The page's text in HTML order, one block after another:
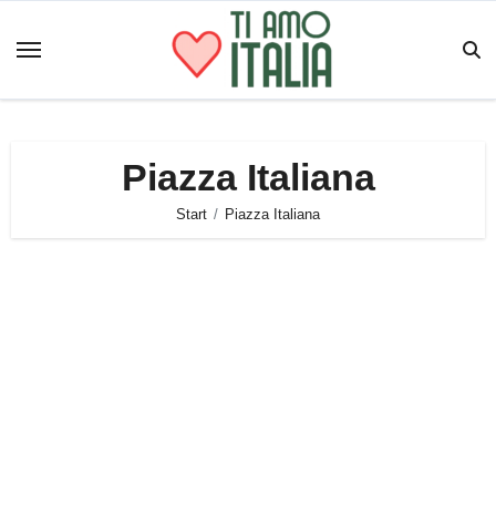
Inhalt
Piazza Italiana
Start Piazza Italiana